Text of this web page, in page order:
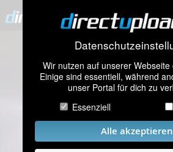
Wir nutzen auf unserer Webseite
Einige sind essentiell, während
unser Portal für dich zu
Essenziell
Alle akzeptieren